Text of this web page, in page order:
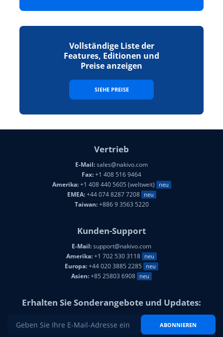
Vollständige Liste der
Features, Editionen und
Preise anzeigen
SIEHE PREISE
Vertrieb
E-Mail:sales@nakivo.com
Fax:+1 408 516 9464
Amerika:+1 408 440 5605 (weltweit) neu
EMEA:+44 074 8287 7208 neu
Taiwan:+886 9 3563 5220
Kunden-Support
E-Mail:support@nakivo.com
Amerika:+1 702 530 3118 neu
Europa:+44 020 3885 2285 neu
Asien:+85 25803 6908 neu
Erhalten Sie Sonderangebote und Updates:
ABONNIEREN